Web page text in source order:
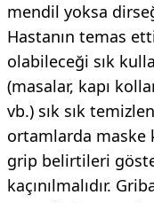
mendil yoksa
Hastanın temas
olabileceği sık
(masalar, kapı
vb.) sık sık
ortamlarda maske
grip belirtileri
kaçınılmalıdır.